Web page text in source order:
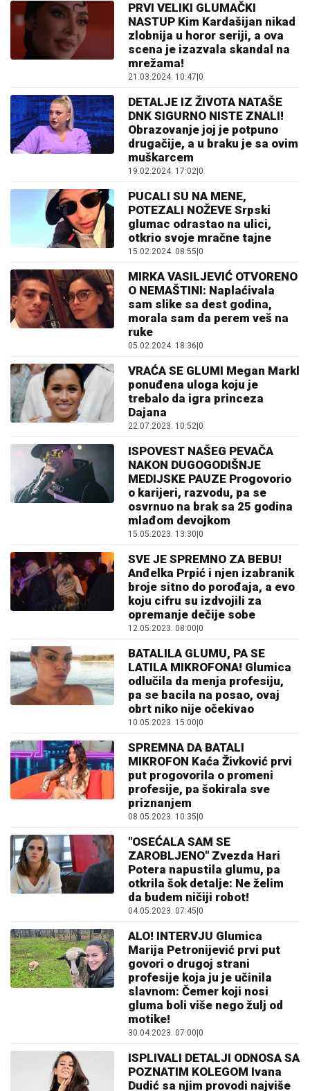
PRVI VELIKI GLUMAČKI
NASTUP Kim Kardašijan nikad
zlobnija u horor seriji, a ova
scena je izazvala skandal na
mrežama!
21.03.2024. 10:47 0
DETALJE IZ ŽIVOTA NATAŠE
DNK SIGURNO NISTE ZNALI!
Obrazovanje joj je potpuno
drugačije, a u braku je sa ovim
muškarcem
19.02.2024. 17:02 0
PUCALI SU NA MENE,
POTEZALI NOŽEVE Srpski
glumac odrastao na ulici,
otkrio svoje mračne tajne
15.02.2024. 08:55 0
MIRKA VASILJEVIĆ OTVORENO
O NEMAŠTINI: Naplaćivala
sam slike sa dest godina,
morala sam da perem veš na
ruke
05.02.2024. 18:36 0
VRAĆA SE GLUMI Megan Markl
ponuđena uloga koju je
trebalo da igra princeza
Dajana
22.07.2023. 10:52 0
ISPOVEST NAŠEG PEVAČA
NAKON DUGOGODIŠNJE
MEDIJSKE PAUZE Progovorio
o karijeri, razvodu, pa se
osvrnuo na brak sa 25 godina
mlađom devojkom
15.05.2023. 13:30 0
SVE JE SPREMNO ZA BEBU!
Anđelka Prpić i njen izabranik
broje sitno do porođaja, a evo
koju cifru su izdvojili za
opremanje dečije sobe
12.05.2023. 08:00 0
BATALILA GLUMU, PA SE
LATILA MIKROFONA! Glumica
odlučila da menja profesiju,
pa se bacila na posao, ovaj
obrt niko nije očekivao
10.05.2023. 15:00 0
SPREMNA DA BATALI
MIKROFON Kaća Živković prvi
put progovorila o promeni
profesije, pa šokirala sve
priznanjem
08.05.2023. 10:35 0
"OSEĆALA SAM SE
ZAROBLJENO" Zvezda Hari
Potera napustila glumu, pa
otkrila šok detalje: Ne želim
da budem ničiji robot!
04.05.2023. 07:45 0
ALO! INTERVJU Glumica
Marija Petronijević prvi put
govori o drugoj strani
profesije koja ju je učinila
slavnom: Čemer koji nosi
gluma boli više nego žulj od
motike!
30.04.2023. 07:00 0
ISPLIVALI DETALJI ODNOSA SA
POZNATIM KOLEGOM Ivana
Dudić sa njim provodi najviše